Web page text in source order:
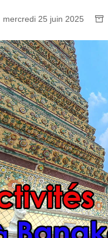
mercredi 25 juin 2025